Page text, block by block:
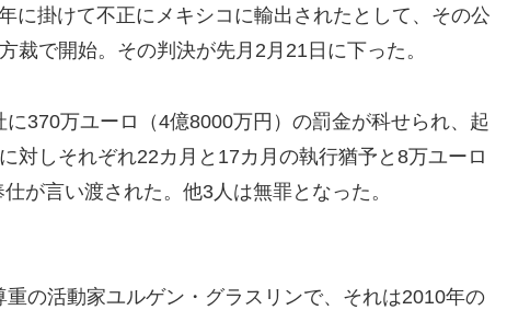
に掛けて不正にメキシコに輸出されたとして、その公
裁で開始。その判決が先月2月21日に下った。
370万ユーロ（4億8000万円）の罰金が科せられ、起
対しそれぞれ22カ月と17カ月の執行猶予と8万ユーロ
が言い渡された。他3人は無罪となった。
の活動家ユルゲン・グラスリンで、それは2010年の